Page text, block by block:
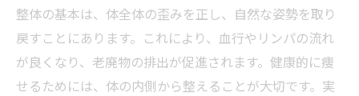
整体と食事改善で代謝向上を目指す方法
整体の施術がもたらす代謝アップの実例
整体を活用したリバウンドしない痩せ習慣
整体の基本は、体全体の歪みを正し、自然な姿勢を取り
戻すことにあります。これにより、血行やリンパの流れ
が良くなり、老廃物の排出が促進されます。健康的に痩
せるためには、体の内側から整えることが大切です。実